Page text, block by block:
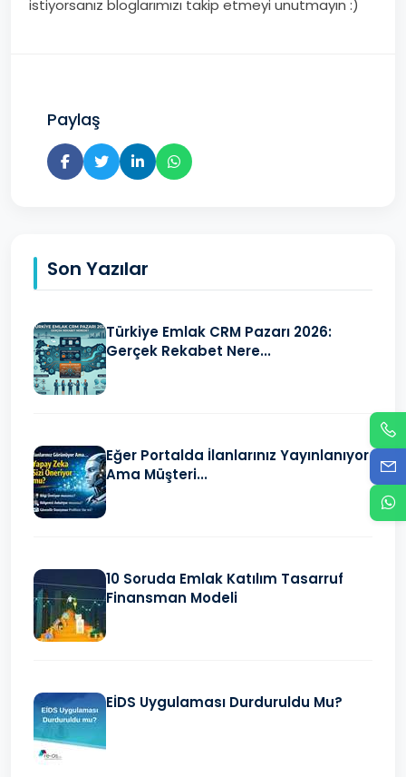
istiyorsanız bloglarımızı takip etmeyi unutmayın :)
Paylaş
Son Yazılar
Türkiye Emlak CRM Pazarı 2026:
Gerçek Rekabet Nere...
Eğer Portalda İlanlarınız Yayınlanıyor
Ama Müşteri...
10 Soruda Emlak Katılım Tasarruf
Finansman Modeli
EİDS Uygulaması Durduruldu Mu?